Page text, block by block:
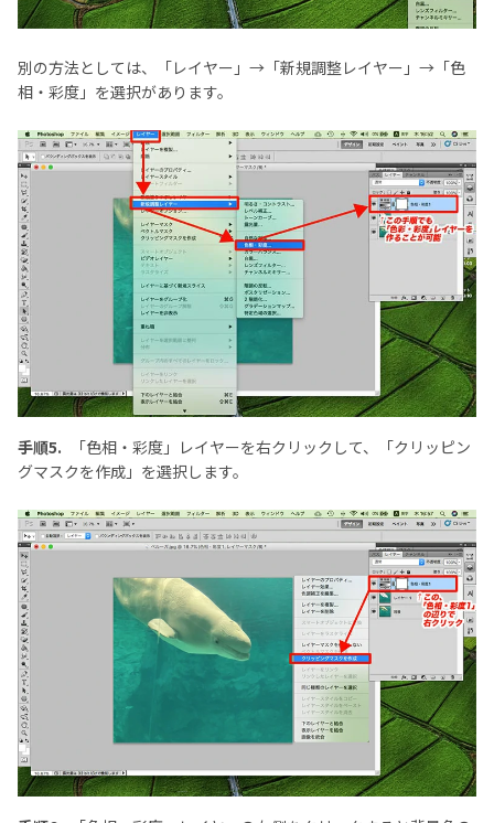
別の方法としては、「レイヤー」→「新規調整レイヤー」→「色
相・彩度」を選択があります。
手順5.
「色相・彩度」レイヤーを右クリックして、「クリッピン
グマスクを作成」を選択します。